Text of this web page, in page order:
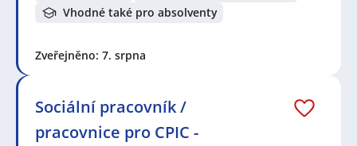
Vhodné také pro absolventy
Zveřejněno: 7. srpna
Sociální pracovník /
pracovnice pro CPIC -